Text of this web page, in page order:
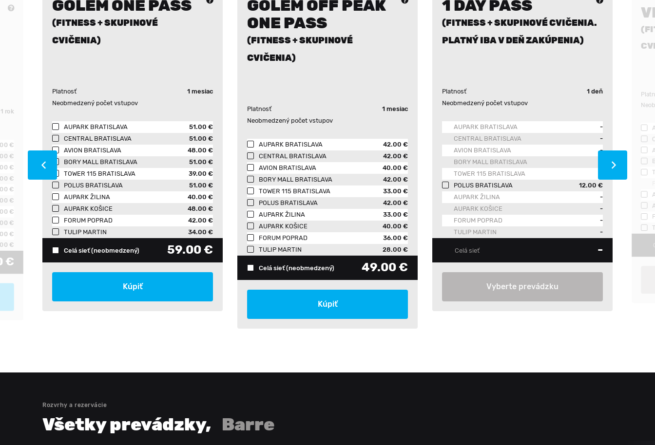
1 rok
€
€
€
€
€
€
€
€
€
€
€
GOLEM ONE PASS
(FITNESS + SKUPINOVÉ
CVIČENIA)
Platnosť
1 mesiac
Neobmedzený počet vstupov
AUPARK BRATISLAVA
51.00 €
CENTRAL BRATISLAVA
51.00 €
AVION BRATISLAVA
48.00 €
BORY MALL BRATISLAVA
51.00 €
TOWER 115 BRATISLAVA
39.00 €
POLUS BRATISLAVA
51.00 €
AUPARK ŽILINA
40.00 €
AUPARK KOŠICE
48.00 €
FORUM POPRAD
42.00 €
TULIP MARTIN
34.00 €
Celá sieť(neobmedzený) 59.00 €
Kúpiť
GOLEM OFF PEAK
ONE PASS
(FITNESS + SKUPINOVÉ
CVIČENIA)
Platnosť
1 mesiac
Neobmedzený počet vstupov
AUPARK BRATISLAVA
42.00 €
CENTRAL BRATISLAVA
42.00 €
AVION BRATISLAVA
40.00 €
BORY MALL BRATISLAVA
42.00 €
TOWER 115 BRATISLAVA
33.00 €
POLUS BRATISLAVA
42.00 €
AUPARK ŽILINA
33.00 €
AUPARK KOŠICE
40.00 €
FORUM POPRAD
36.00 €
TULIP MARTIN
28.00 €
Celá sieť(neobmedzený) 49.00 €
Kúpiť
1 DAY PASS
(FITNESS + SKUPINOVÉ CVIČENIA.
PLATNÝ IBA V DEŇ ZAKÚPENIA)
Platnosť
1 deň
Neobmedzený počet vstupov
AUPARK BRATISLAVA
-
CENTRAL BRATISLAVA
-
AVION BRATISLAVA
-
BORY MALL BRATISLAVA
TOWER 115 BRATISLAVA
POLUS BRATISLAVA
12.00 €
AUPARK ŽILINA
-
AUPARK KOŠICE
-
FORUM POPRAD
-
TULIP MARTIN
-
Celá sieť -
Vyberte prevádzku
Rozvrhy a rezervácie
Všetky prevádzky, Barre